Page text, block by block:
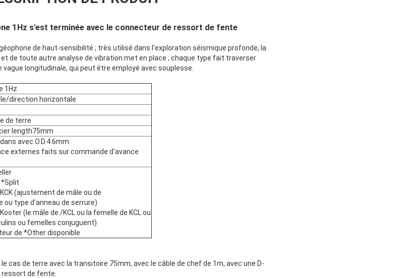
1Hz s'est terminée avec le connecteur de ressort de fente
de haut-sensibilité ; très utilisé dans l'exploration séismique profonde, la
de toute autre analyse de vibration met en place ; chaque type fait traverser
longitudinale, qui peut être employé avec souplesse.
1Hz
direction horizontale
de terre
length75mm
avec O.D.4.6mm
externes faits sur commande d'avance
*Split
(ajustement de mâle ou de
ou type d'anneau de serrure)
(le mâle de /KCL ou la femelle de KCL ou
ou femelles conjuguent)
de *Other disponible
cas de terre avec la transitoire 75mm, avec le câble de chef de 1m, avec une D-
de fente.